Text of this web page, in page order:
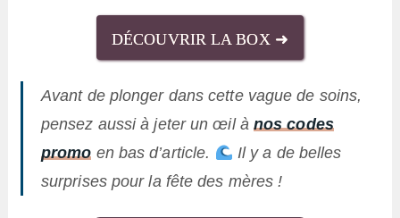
DÉCOUVRIR LA BOX ➜
Avant de plonger dans cette vague de soins,
pensez aussi à jeter un œil à nos codes
promo en bas d’article.
Il y a de belles
surprises pour la fête des mères !